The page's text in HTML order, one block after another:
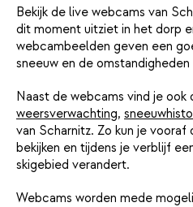
Bekijk de live webcams van
dit moment uitziet in het dorp
webcambeelden geven een
sneeuw en de omstandigheden
Naast de webcams vind je ook
weersverwachting,
van Scharnitz. Zo kun je vooraf
bekijken en tijdens je verblijf
skigebied verandert.
Webcams worden mede